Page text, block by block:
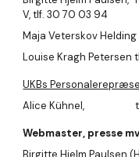
V, tlf. 30 70 03 94
Maja Veterskov Helding
Louise Kragh Petersen
UKBs
Alice Kühnel,
Webmaster, presse
Birgitte Hjelm Paulsen (